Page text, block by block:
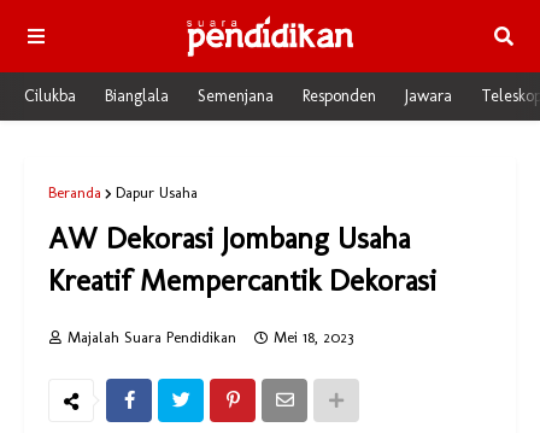
Cilukba Bianglala Semenjana Responden Jawara
Beranda Dapur Usaha
AW Dekorasi Jombang Usaha
Kreatif Mempercantik Dekorasi
Majalah Suara Pendidikan Mei 18, 2023